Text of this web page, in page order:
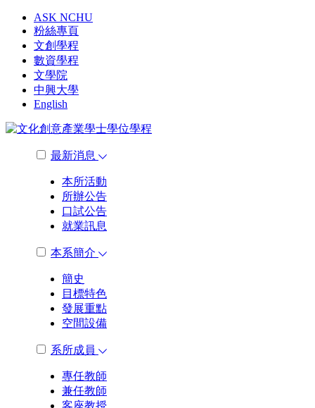
ASK NCHU
粉絲專頁
文創學程
數資學程
文學院
中興大學
English
最新消息
本所活動
所辦公告
口試公告
就業訊息
本系簡介
簡史
目標特色
發展重點
空間設備
系所成員
專任教師
兼任教師
客座教授